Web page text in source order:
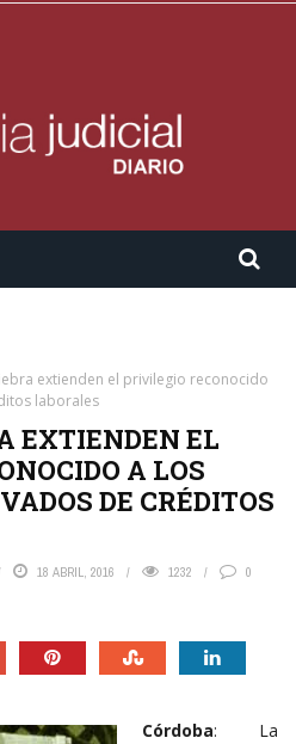
extienden el privilegio reconocido
laborales
EXTIENDEN EL
A LOS
DE CRÉDITOS
18 ABRIL, 2016 1232 0
Córdoba: La